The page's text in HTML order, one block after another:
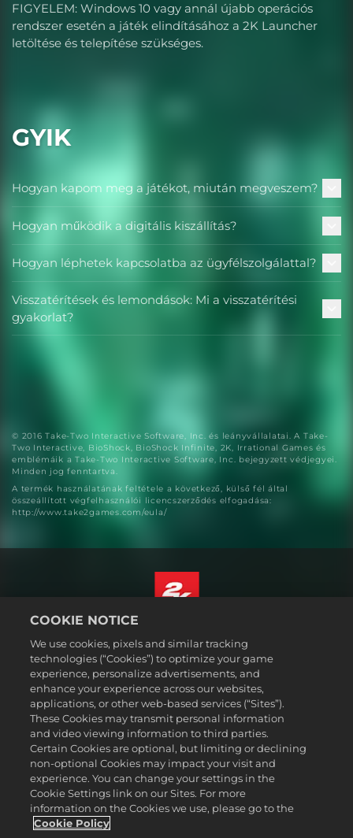
FIGYELEM: Windows 10 vagy annál újabb operációs
rendszer esetén a játék elindításához a 2K Launcher
letöltése és telepítése szükséges.
GYIK
Hogyan kapom meg a játékot, miután megveszem?
Hogyan működik a digitális kiszállítás?
Hogyan léphetek kapcsolatba az ügyfélszolgálattal?
Visszatérítések és lemondások: Mi a visszatérítési
gyakorlat?
© 2016 Take-Two Interactive Software, Inc. és leányvállalatai. A Take-
Two Interactive, BioShock, BioShock Infinite, 2K, Irrational Games és
emblémáik a Take-Two Interactive Software, Inc. bejegyzett védjegyei.
Minden jog fenntartva.
A termék használatának feltétele a következő, külső fél által
összeállított végfelhasználói licencszerződés elfogadása:
http://www.take2games.com/eula/
Jogi dokumentumok
Adatvédelmi elvek
Sütikezelési elvek
Támogatás
Ne adják el és ne osszák meg a személyes adataimat
Order Lookup & Refunds
2K Ad Partners
©2016-2026 Take-Two Interactive Software Inc. 2K, Firaxis Games,
Civilization, and their respective logos are trademarks of Take-Two
Interactive Software, Inc. All rights reserved.
Magyar
COOKIE NOTICE
We use cookies, pixels and similar tracking
technologies (“Cookies”) to optimize your game
experience, personalize advertisements, and
enhance your experience across our websites,
applications, or other web-based services (“Sites”).
These Cookies may transmit personal information
and video viewing information to third parties.
Certain Cookies are optional, but limiting or declining
non-optional Cookies may impact your visit and
experience. You can change your settings in the
Cookie Settings link on our Sites. For more
information on the Cookies we use, please go to the
Cookie Policy